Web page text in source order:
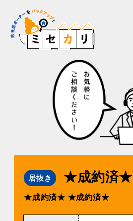
居抜き ★成約済★
★成約済★ ★成約済★